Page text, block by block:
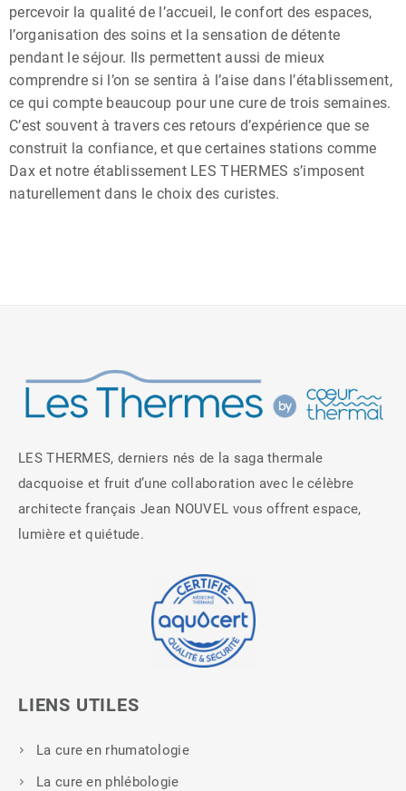
percevoir la qualité de l’accueil, le confort des espaces,
l’organisation des soins et la sensation de détente
pendant le séjour. Ils permettent aussi de mieux
comprendre si l’on se sentira à l’aise dans l’établissement,
ce qui compte beaucoup pour une cure de trois semaines.
C’est souvent à travers ces retours d’expérience que se
construit la confiance, et que certaines stations comme
Dax et notre établissement LES THERMES s’imposent
naturellement dans le choix des curistes.
LES THERMES, derniers nés de la saga thermale
dacquoise et fruit d’une collaboration avec le célèbre
architecte français Jean NOUVEL vous offrent espace,
lumière et quiétude.
LIENS UTILES
La cure en rhumatologie
La cure en phlébologie